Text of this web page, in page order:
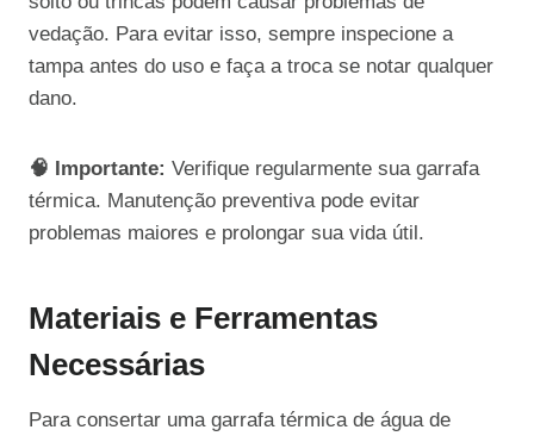
vedação. Para evitar isso, sempre inspecione a
tampa antes do uso e faça a troca se notar qualquer
dano.
🧠 Importante: Verifique regularmente sua garrafa
térmica. Manutenção preventiva pode evitar
problemas maiores e prolongar sua vida útil.
Materiais e Ferramentas
Necessárias
Para consertar uma garrafa térmica de água de